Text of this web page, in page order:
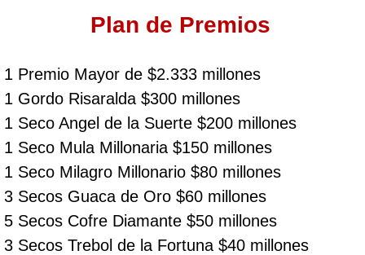
Plan de Premios
1 Premio Mayor de $2.333 millones
1 Gordo Risaralda $300 millones
1 Seco Angel de la Suerte $200 millones
1 Seco Mula Millonaria $150 millones
1 Seco Milagro Millonario $80 millones
3 Secos Guaca de Oro $60 millones
5 Secos Cofre Diamante $50 millones
3 Secos Trebol de la Fortuna $40 millones